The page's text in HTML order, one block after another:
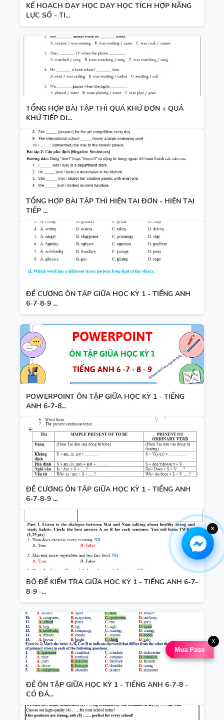
KẾ HOẠCH DẠY HỌC DẠY HỌC TÍCH HỢP NĂNG
LỰC SỐ - TI...
TỔNG HỢP BÀI TẬP THÌ QUÁ KHỨ ĐƠN + QUÁ
KHỨ TIẾP DI...
TỔNG HỢP BÀI TẬP THÌ HIỆN TẠI ĐƠN - HIỆN TẠI
TIẾP ...
ĐỀ CƯƠNG ÔN TẬP GIỮA HỌC KỲ 1 - TIẾNG ANH
6-7-8-9 ...
POWERPOINT ÔN TẬP GIỮA HỌC KỲ 1 - TIẾNG
ANH 6-7-8...
ĐỀ CƯƠNG ÔN TẬP GIỮA HỌC KỲ 1 - TIẾNG ANH
6-7-8-9 ...
BỘ ĐỀ KIỂM TRA GIỮA HỌC KỲ 1 - TIẾNG ANH 6-7-
8-9 -...
ĐỀ ÔN TẬP GIỮA HỌC KỲ 1 - TIẾNG ANH 6-7-8 -
CÓ ĐÁ...
Mua Pass
X
✕